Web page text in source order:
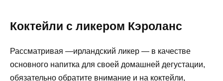
Коктейли с ликером Кэроланс
Рассматривая —ирландский ликер — в качестве
основного напитка для своей домашней дегустации,
обязательно обратите внимание и на коктейли,